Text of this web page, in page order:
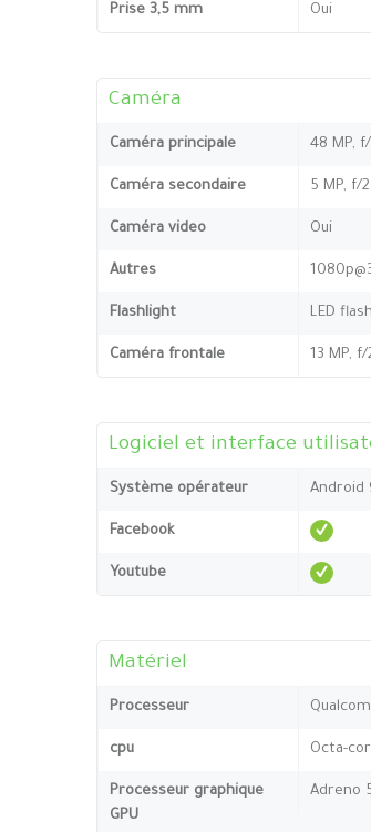
Prise 3,5 mm Oui
Caméra
Caméra principale 48 MP,
Caméra secondaire 5 MP, f/
Caméra video Oui
Autres
Flashlight LED flash
Caméra frontale 13 MP,
Logiciel et interface
Système opérateur Android
Facebook
Youtube
Matériel
Processeur
cpu Octa-
Processeur graphique
GPU
Adreno